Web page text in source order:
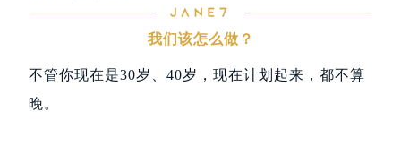
我们该怎么做？
不管你现在是30岁、40岁，现在计划起来，都不算
晚。